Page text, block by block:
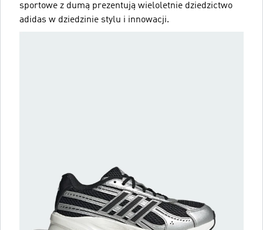
sportowe z dumą prezentują wieloletnie dziedzictwo
adidas w dziedzinie stylu i innowacji.